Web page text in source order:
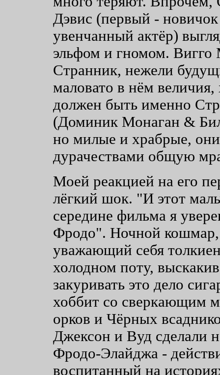
Дэвис (первый -
увенчанный актёр)
эльфом и гномом. Вигго
Странник, нежели
маловато в нём
должен быть именно
(Доминик Монаган &
но милые и храбрые,
дурачествами общую
Моей реакцией на его
лёгкий шок. "И этот
середине фильма я
Фродо". Ночной кошмар,
уважающий себя
холодном поту,
закуривать это дело
хоббит со сверкающим
орков и Чёрных
Джексон и Вуд сделали
Фродо-Элайджа -
воспитанный на